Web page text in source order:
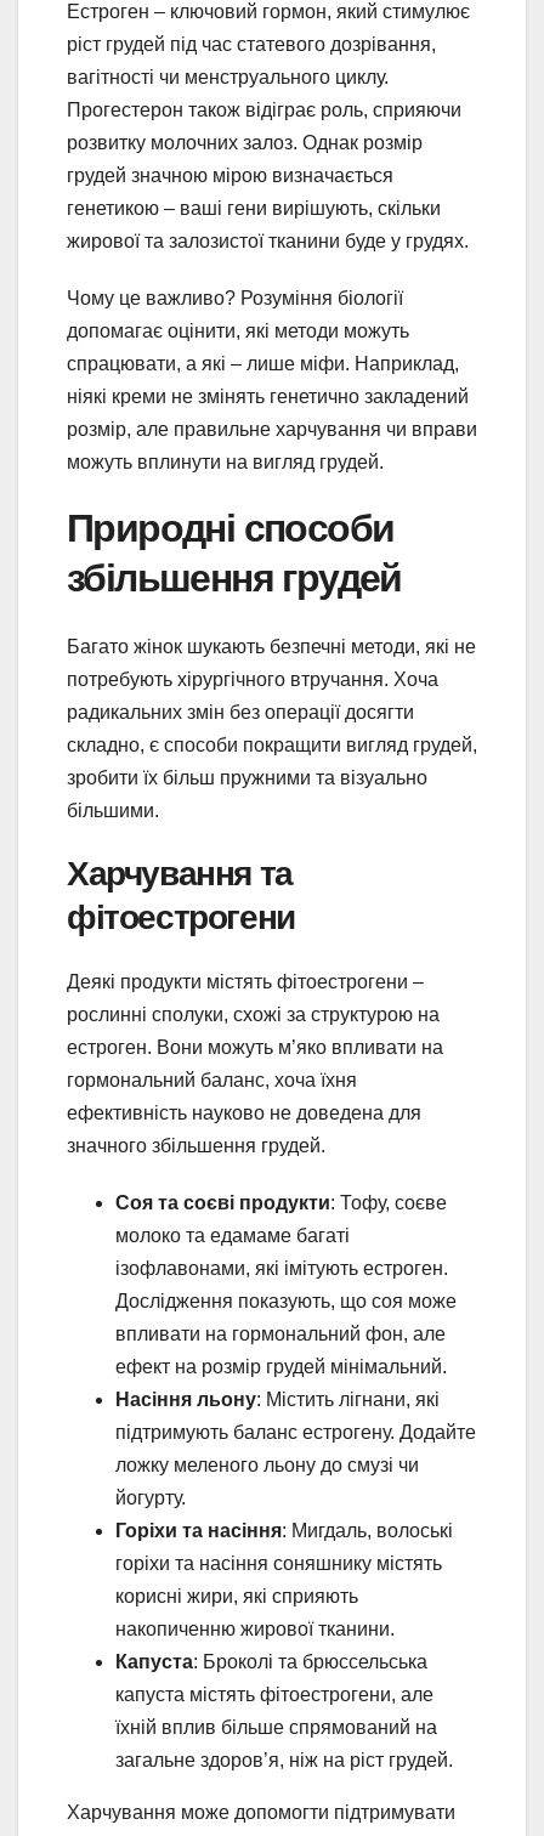
Естроген – ключовий гормон, який стимулює
ріст грудей під час статевого дозрівання,
вагітності чи менструального циклу.
Прогестерон також відіграє роль, сприяючи
розвитку молочних залоз. Однак розмір
грудей значною мірою визначається
генетикою – ваші гени вирішують, скільки
жирової та залозистої тканини буде у грудях.
Чому це важливо? Розуміння біології
допомагає оцінити, які методи можуть
спрацювати, а які – лише міфи. Наприклад,
ніякі креми не змінять генетично закладений
розмір, але правильне харчування чи вправи
можуть вплинути на вигляд грудей.
Природні способи
збільшення грудей
Багато жінок шукають безпечні методи, які не
потребують хірургічного втручання. Хоча
радикальних змін без операції досягти
складно, є способи покращити вигляд грудей,
зробити їх більш пружними та візуально
більшими.
Харчування та
фітоестрогени
Деякі продукти містять фітоестрогени –
рослинні сполуки, схожі за структурою на
естроген. Вони можуть м’яко впливати на
гормональний баланс, хоча їхня
ефективність науково не доведена для
значного збільшення грудей.
Соя та соєві продукти: Тофу, соєве
молоко та едамаме багаті
ізофлавонами, які імітують естроген.
Дослідження показують, що соя може
впливати на гормональний фон, але
ефект на розмір грудей мінімальний.
Насіння льону: Містить лігнани, які
підтримують баланс естрогену. Додайте
ложку меленого льону до смузі чи
йогурту.
Горіхи та насіння: Мигдаль, волоські
горіхи та насіння соняшнику містять
корисні жири, які сприяють
накопиченню жирової тканини.
Капуста: Броколі та брюссельська
капуста містять фітоестрогени, але
їхній вплив більше спрямований на
загальне здоров’я, ніж на ріст грудей.
Харчування може допомогти підтримувати